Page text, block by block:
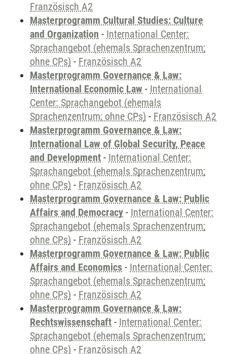
Französisch A2
Masterprogramm Cultural Studies: Culture
and Organization - International Center:
Sprachangebot (ehemals Sprachenzentrum;
ohne CPs) - Französisch A2
Masterprogramm Governance & Law:
International Economic Law - International
Center: Sprachangebot (ehemals
Sprachenzentrum; ohne CPs) - Französisch A2
Masterprogramm Governance & Law:
International Law of Global Security, Peace
and Development - International Center:
Sprachangebot (ehemals Sprachenzentrum;
ohne CPs) - Französisch A2
Masterprogramm Governance & Law: Public
Affairs and Democracy - International Center:
Sprachangebot (ehemals Sprachenzentrum;
ohne CPs) - Französisch A2
Masterprogramm Governance & Law: Public
Affairs and Economics - International Center:
Sprachangebot (ehemals Sprachenzentrum;
ohne CPs) - Französisch A2
Masterprogramm Governance & Law:
Rechtswissenschaft - International Center:
Sprachangebot (ehemals Sprachenzentrum;
ohne CPs) - Französisch A2